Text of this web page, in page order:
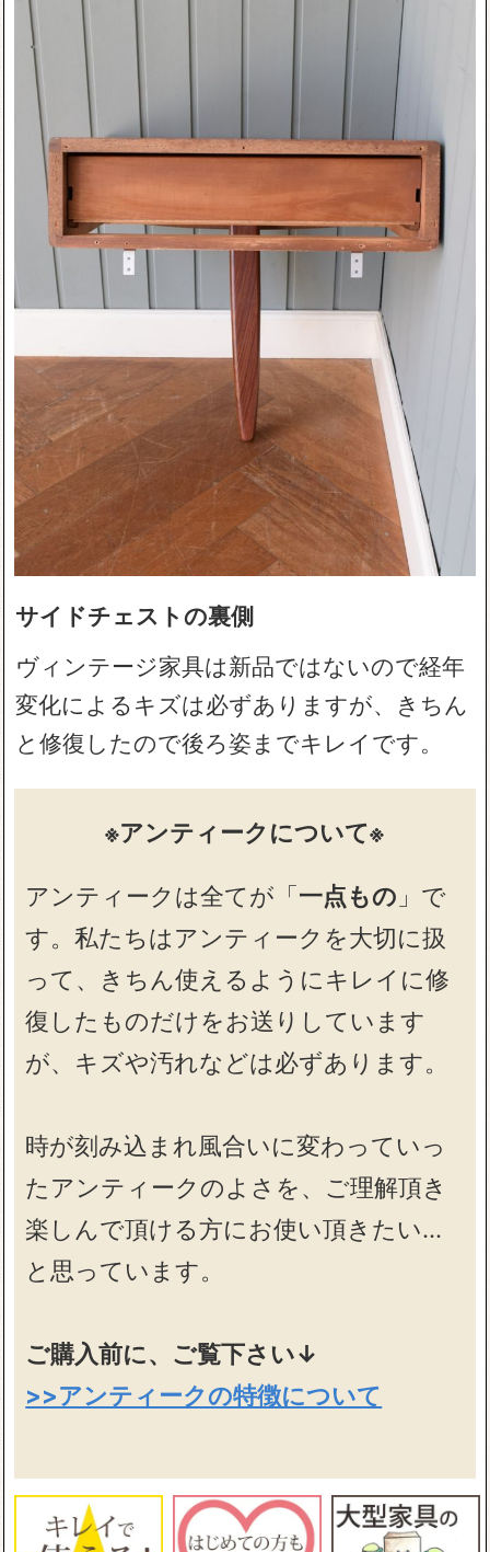
サイドチェストの裏側
ヴィンテージ家具は新品ではないので経年
変化によるキズは必ずありますが、きちん
と修復したので後ろ姿までキレイです。
※アンティークについて※
アンティークは全てが「 一点もの 」で
す。私たちはアンティークを大切に扱
って、きちん使えるようにキレイに修
復したものだけをお送りしています
が、キズや汚れなどは必ずあります。
時が刻み込まれ風合いに変わっていっ
たアンティークのよさを、ご理解頂き
楽しんで頂ける方にお使い頂きたい…
と思っています。
ご購入前に、ご覧下さい↓
>>アンティークの特徴について